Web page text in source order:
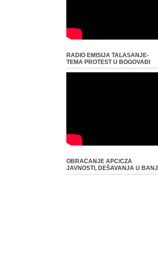
RADIO EMISIJA TALASANJE-
TEMA PROTEST U BOGOVAĐI
OBRAĆANJE APC/CZA
JAVNOSTI, DEŠAVANJA U BANJI